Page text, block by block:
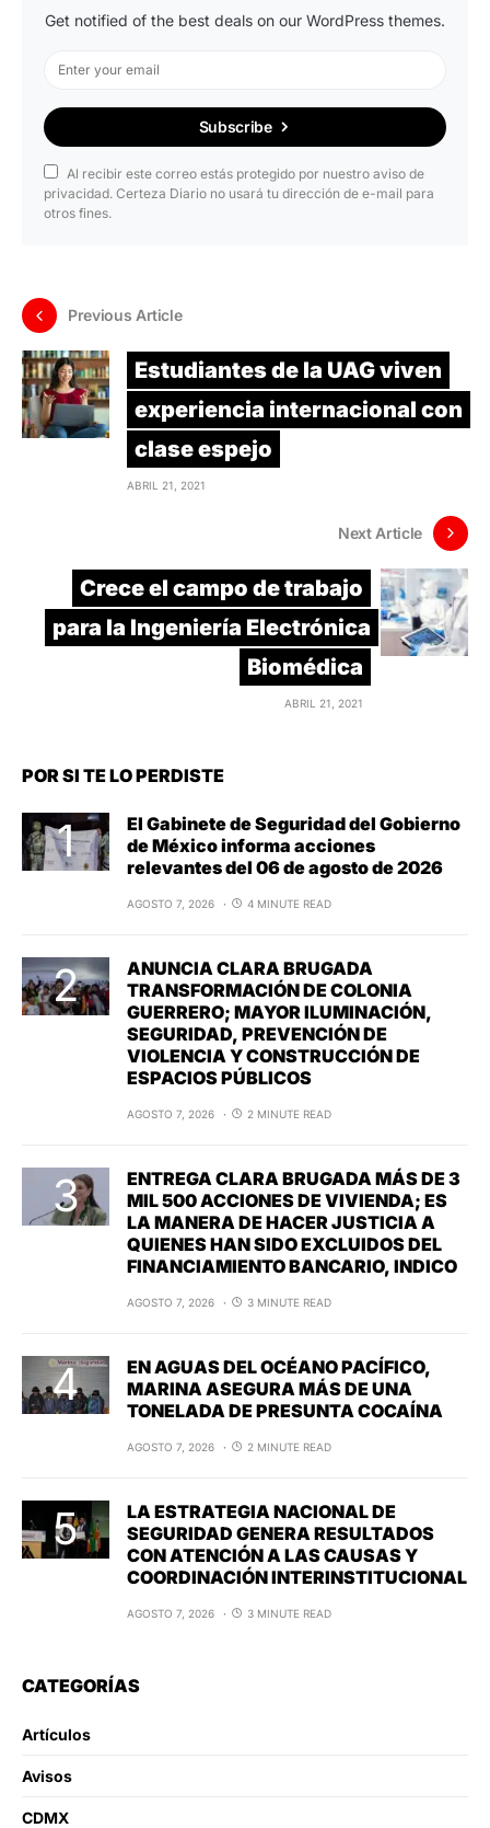
Get notified of the best deals on our WordPress themes.
Subscribe
Al recibir este correo estás protegido por nuestro aviso de
privacidad. Certeza Diario no usará tu dirección de e-mail para
otros fines.
Previous Article
Estudiantes de la UAG viven
experiencia internacional con
clase espejo
ABRIL 21, 2021
Next Article
Crece el campo de trabajo
para la Ingeniería Electrónica
Biomédica
ABRIL 21, 2021
POR SI TE LO PERDISTE
El Gabinete de Seguridad del Gobierno
de México informa acciones
relevantes del 06 de agosto de 2026
AGOSTO 7, 2026 4 MINUTE READ
ANUNCIA CLARA BRUGADA
TRANSFORMACIÓN DE COLONIA
GUERRERO; MAYOR ILUMINACIÓN,
SEGURIDAD, PREVENCIÓN DE
VIOLENCIA Y CONSTRUCCIÓN DE
ESPACIOS PÚBLICOS
AGOSTO 7, 2026 2 MINUTE READ
ENTREGA CLARA BRUGADA MÁS DE 3
MIL 500 ACCIONES DE VIVIENDA; ES
LA MANERA DE HACER JUSTICIA A
QUIENES HAN SIDO EXCLUIDOS DEL
FINANCIAMIENTO BANCARIO, INDICO
AGOSTO 7, 2026 3 MINUTE READ
EN AGUAS DEL OCÉANO PACÍFICO,
MARINA ASEGURA MÁS DE UNA
TONELADA DE PRESUNTA COCAÍNA
AGOSTO 7, 2026 2 MINUTE READ
LA ESTRATEGIA NACIONAL DE
SEGURIDAD GENERA RESULTADOS
CON ATENCIÓN A LAS CAUSAS Y
COORDINACIÓN INTERINSTITUCIONAL
AGOSTO 7, 2026 3 MINUTE READ
CATEGORÍAS
Artículos
Avisos
CDMX